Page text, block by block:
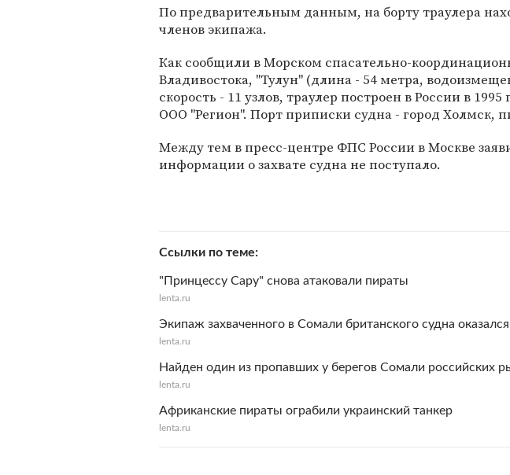
По предварительным данным, на борту траулера
членов экипажа.
Как сообщили в Морском спасательно-
Владивостока, "Тулун" (длина - 54 метра,
скорость - 11 узлов, траулер построен в России в
ООО "Регион". Порт приписки судна - город Холмск,
Между тем в пресс-центре ФПС России в Москве
информации о захвате судна не поступало.
Ссылки по теме
"Принцессу Сару" снова атаковали пираты
lenta.ru
Экипаж захваченного в Сомали британского судна
lenta.ru
Найден один из пропавших у берегов Сомали российских
lenta.ru
Африканские пираты ограбили украинский танкер
lenta.ru